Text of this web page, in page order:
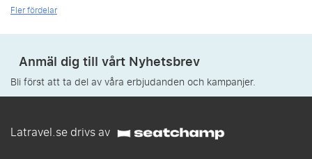
Fler fördelar
Anmäl dig till vårt Nyhetsbrev
Bli först att ta del av våra erbjudanden och kampanjer.
Latravel.se drivs av